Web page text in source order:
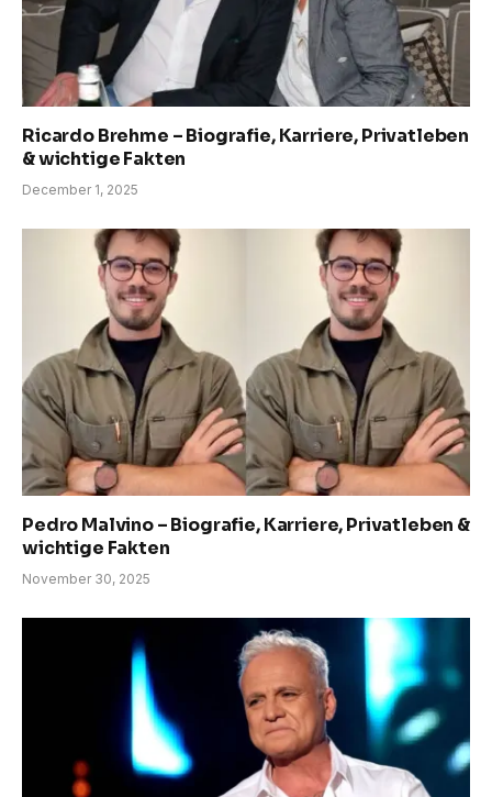
Ricardo Brehme – Biografie, Karriere, Privatleben
& wichtige Fakten
December 1, 2025
Pedro Malvino – Biografie, Karriere, Privatleben &
wichtige Fakten
November 30, 2025